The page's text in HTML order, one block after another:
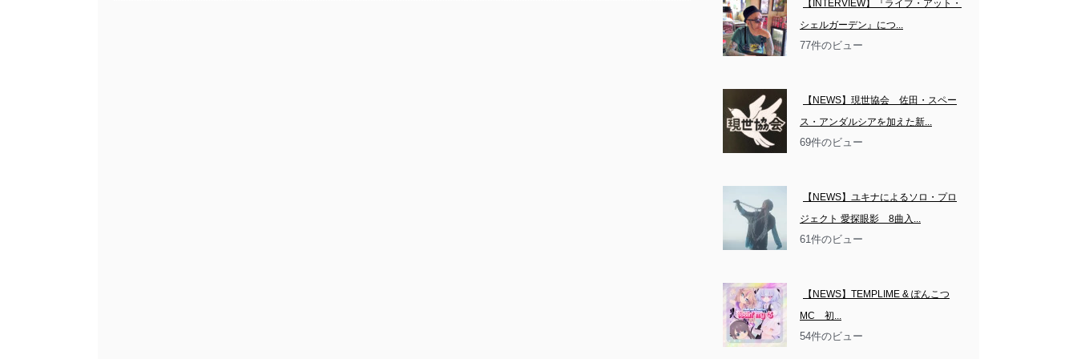
【INTERVIEW】『ライブ・アット・
シェルガーデン』につ...
77件のビュー
【NEWS】現世協会　佐田・スペー
ス・アンダルシアを加えた新...
69件のビュー
【NEWS】ユキナによるソロ・プロ
ジェクト 愛探眼影　8曲入...
61件のビュー
【NEWS】TEMPLIME & ぽんこつ
MC　初...
54件のビュー